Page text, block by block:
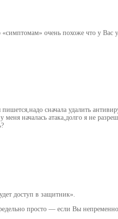
очень похоже что у Вас
сначала удалить
началась атака,долго я не
доступ в защитник».
просто — если Вы